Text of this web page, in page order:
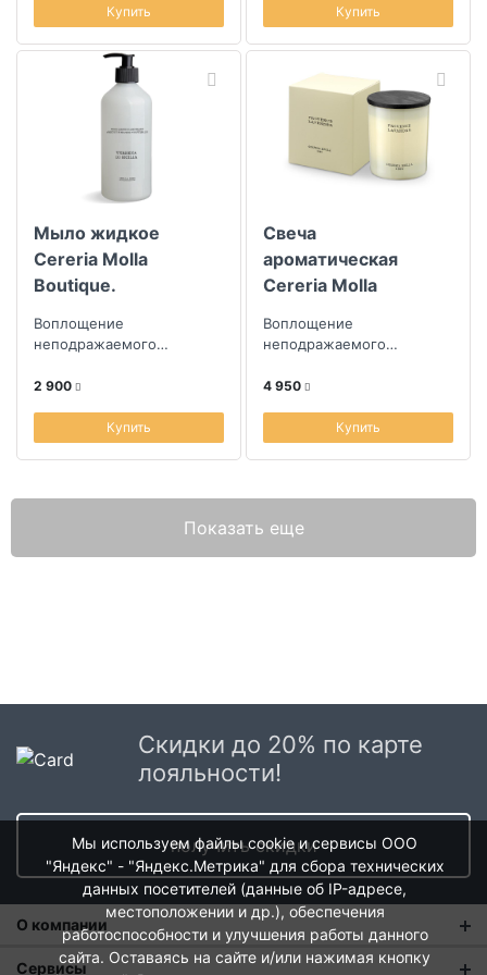
Купить Купить
Мыло жидкое
Cereria Molla
Boutique.
вербена
Воплощение
неподражаемого
из Испании
2 900
Купить
Свеча
ароматическая
Cereria Molla
Провансальская
Воплощение
неподражаемого
из Испании
4 950
Купить
Показать еще
Скидки до 20% по карте
лояльности!
получить скидки
О компании
О нас
Сервисы
Мы используем файлы cookie и сервисы ООО
"Яндекс" - "Яндекс.Метрика" для сбора технических
данных посетителей (данные об IP-адресе,
местоположении и др.), обеспечения
работоспособности и улучшения работы данного
сайта. Оставаясь на сайте и/или нажимая кнопку